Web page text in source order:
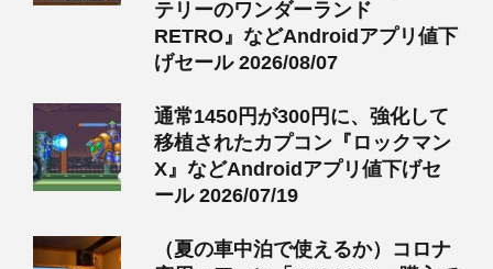
テリーのワンダーランド
RETRO』などAndroidアプリ値下
げセール 2026/08/07
通常1450円が300円に、強化して
移植されたカプコン『ロックマン
X』などAndroidアプリ値下げセ
ール 2026/07/19
（夏の車中泊で使えるか）コロナ